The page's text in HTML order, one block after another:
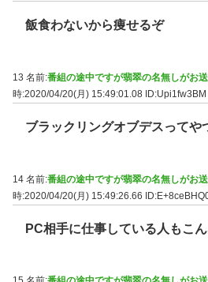
飯食わないから痩せるぞ
13 名前:番組の途中ですが翡翠の名無しがお
時:2020/04/20(月) 15:49:01.08 ID:Upi1fw3BM
ブラックリングオブデスってや
14 名前:番組の途中ですが翡翠の名無しがお
時:2020/04/20(月) 15:49:26.66
PC相手に仕事している人もこ